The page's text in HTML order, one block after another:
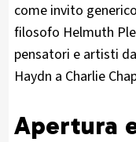
come invito
filosofo Helmuth
pensatori e artisti
Haydn a Charlie
Apertura